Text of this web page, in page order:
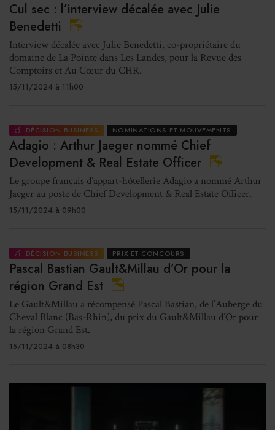
Cul sec : l’interview décalée avec Julie
Benedetti
Interview décalée avec Julie Benedetti, co-propriétaire du
domaine de La Pointe dans Les Landes, pour la Revue des
Comptoirs et Au Cœur du CHR.
15/11/2024 à 11h00
DÉCISION BUSINESS NOMINATIONS ET MOUVEMENTS
Adagio : Arthur Jaeger nommé Chief
Development & Real Estate Officer
Le groupe français d’appart-hôtellerie Adagio a nommé Arthur
Jaeger au poste de Chief Development & Real Estate Officer.
15/11/2024 à 09h00
DÉCISION BUSINESS PRIX ET CONCOURS
Pascal Bastian Gault&Millau d’Or pour la
région Grand Est
Le Gault&Millau a récompensé Pascal Bastian, de l’Auberge du
Cheval Blanc (Bas-Rhin), du prix du Gault&Millau d’Or pour
la région Grand Est.
15/11/2024 à 08h30